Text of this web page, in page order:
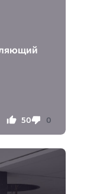
50 0